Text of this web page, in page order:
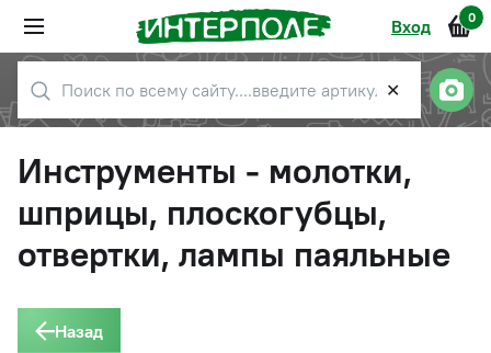
Вход 0
✕
Инструменты - молотки,
шприцы, плоскогубцы,
отвертки, лампы паяльные
Назад